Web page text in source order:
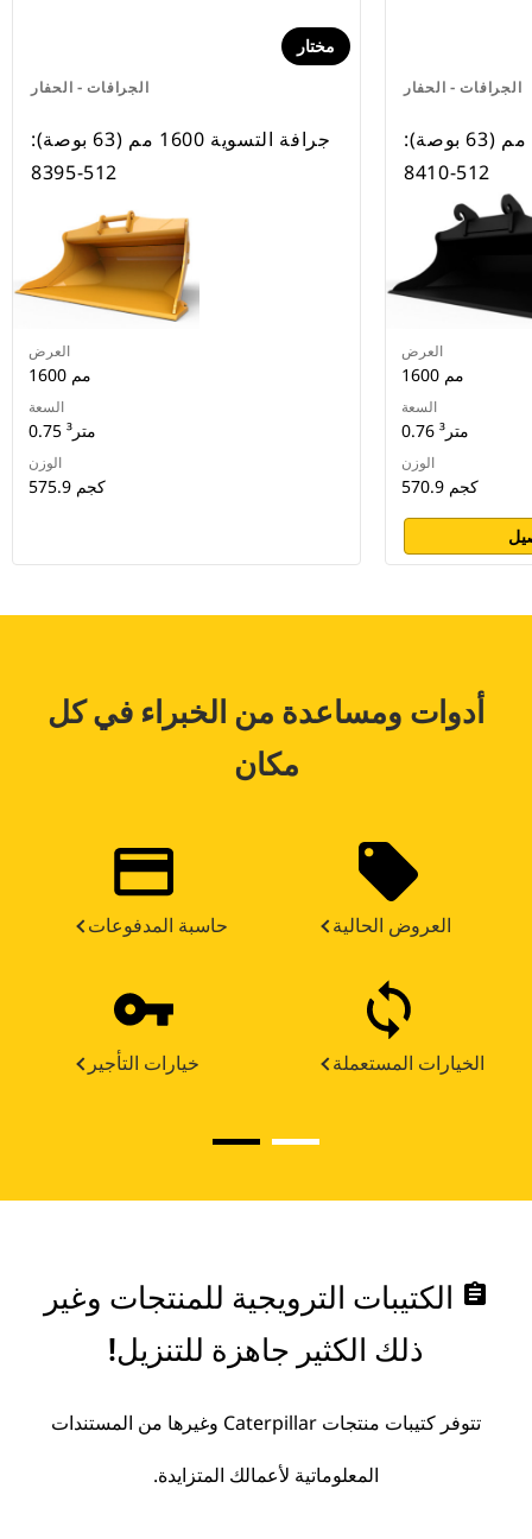
الجرافات - الحفار
مختار
جرافة التسوية 1600 مم (63 بوصة):
512-8395
العرض
1600 مم
السعة
0.75 متر³
الوزن
575.9 كجم
الجرافات - الحفار
جرافة التسوية 1600 مم (63 بوصة):
512-8410
العرض
1600 مم
السعة
0.76 متر³
الوزن
570.9 كجم
أدوات ومساعدة من الخبراء في كل
مكان
حاسبة المدفوعات العروض الحالية
خيارات التأجير الخيارات المستعملة
assignment الكتيبات الترويجية للمنتجات وغير
ذلك الكثير جاهزة للتنزيل!
تتوفر كتيبات منتجات Caterpillar وغيرها من المستندات
المعلوماتية لأعمالك المتزايدة.